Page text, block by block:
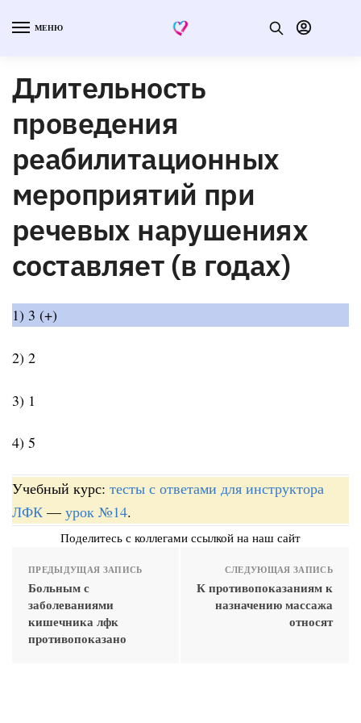
МЕНЮ
Длительность
проведения
реабилитационных
мероприятий при
речевых нарушениях
составляет (в годах)
1) 3 (+)
2) 2
3) 1
4) 5
Учебный курс: тесты с ответами для инструктора
ЛФК — урок №14.
Поделитесь с коллегами ссылкой на наш сайт
ПРЕДЫДУЩАЯ ЗАПИСЬ
Больным с
заболеваниями
кишечника лфк
противопоказано
СЛЕДУЮЩАЯ ЗАПИСЬ
К противопоказаниям к
назначению массажа
относят